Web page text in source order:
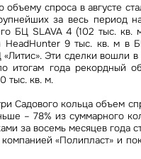
спроса в августе
за весь период
БЦ SLAVA 4 (102 тыс. кв.
HeadHunter 9 тыс. кв. м в
«Литис». Эти сделки вошли
итогам года рекордный
тыс. кв. м.
Садового кольца объем
– 78% из суммарного
за восемь месяцев года
«Полипласт» и